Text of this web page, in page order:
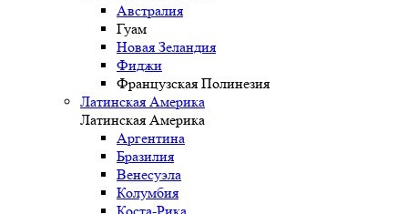
Австралия
Гуам
Новая Зеландия
Фиджи
Французская Полинезия
Латинская Америка
Латинская Америка
Аргентина
Бразилия
Венесуэла
Колумбия